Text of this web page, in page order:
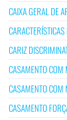
CAIXA GERAL DE
CARIZ
CASAMENTO
CASAMENTO COM
CASAMENTO